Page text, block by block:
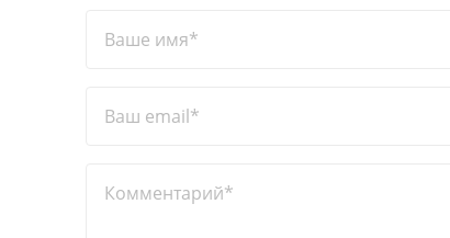
Ваше имя*
Ваш email*
Комментарий*